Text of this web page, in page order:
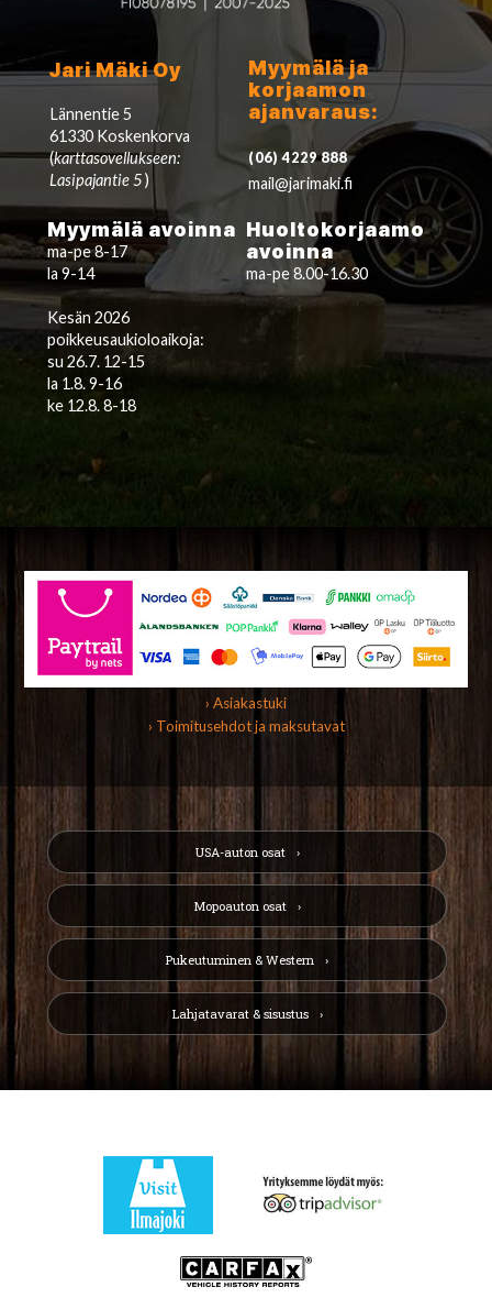
Jari Mäki Oy
Lännentie 5
61330 Koskenkorva
(karttasovellukseen:
Lasipajantie 5)
Myymälä ja
korjaamon
ajanvaraus:
(06) 4229 888
mail@jarimaki.fi
Myymälä avoinna
ma-pe 8-17
la 9-14
Kesän 2026
poikkeusaukioloaikoja:
su 26.7. 12-15
la 1.8. 9-16
ke 12.8. 8-18
Huoltokorjaamo
avoinna
ma-pe 8.00-16.30
› Asiakastuki
› Toimitusehdot ja maksutavat
USA-auton osat
Mopoauton osat
Pukeutuminen & Western
Lahjatavarat & sisustus